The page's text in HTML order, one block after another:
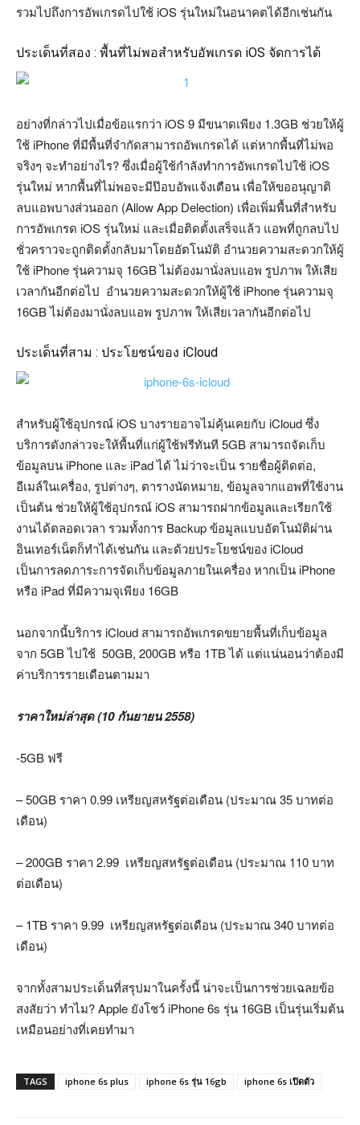
รวมไปถึงการอัพเกรดไปใช้ iOS รุ่นใหม่ในอนาคตได้อีกเช่นกัน
ประเด็นที่สอง : พื้นที่ไม่พอสำหรับอัพเกรด iOS จัดการได้
อย่างที่กล่าวไปเมื่อข้อแรกว่า iOS 9 มีขนาดเพียง 1.3GB ช่วยให้ผู้
ใช้ iPhone ที่มีพื้นที่จำกัดสามารถอัพเกรดได้ แต่หากพื้นที่ไม่พอ
จริงๆ จะทำอย่างไร? ซึ่งเมื่อผู้ใช้กำลังทำการอัพเกรดไปใช้ iOS
รุ่นใหม่ หากพื้นที่ไม่พอจะมีป๊อบอัพแจ้งเตือน เพื่อให้ขออนุญาติ
ลบแอพบางส่วนออก (Allow App Delection) เพื่อเพิ่มพื้นที่สำหรับ
การอัพเกรด iOS รุ่นใหม่ และเมื่อติดตั้งเสร็จแล้ว แอพที่ถูกลบไป
ชั่วคราวจะถูกติดตั้งกลับมาโดยอัตโนมัติ อำนวยความสะดวกให้ผู้
ใช้ iPhone รุ่นความจุ 16GB ไม่ต้องมานั่งลบแอพ รูปภาพ ให้เสีย
เวลากันอีกต่อไป อำนวยความสะดวกให้ผู้ใช้ iPhone รุ่นความจุ
16GB ไม่ต้องมานั่งลบแอพ รูปภาพ ให้เสียเวลากันอีกต่อไป
ประเด็นที่สาม : ประโยชน์ของ iCloud
สำหรับผู้ใช้อุปกรณ์ iOS บางรายอาจไม่คุ้นเคยกับ iCloud ซึ่ง
บริการดังกล่าวจะให้พื้นที่แก่ผู้ใช้ฟรีทันที 5GB สามารถจัดเก็บ
ข้อมูลบน iPhone และ iPad ได้ ไม่ว่าจะเป็น รายชื่อผู้ติดต่อ,
อีเมล์ในเครื่อง, รูปต่างๆ, ตารางนัดหมาย, ข้อมูลจากแอพที่ใช้งาน
เป็นต้น ช่วยให้ผู้ใช้อุปกรณ์ iOS สามารถฝากข้อมูลและเรียกใช้
งานได้ตลอดเวลา รวมทั้งการ Backup ข้อมูลแบบอัตโนมัติผ่าน
อินเทอร์เน็ตก็ทำได้เช่นกัน และด้วยประโยชน์ของ iCloud
เป็นการลดภาระการจัดเก็บข้อมูลภายในเครื่อง หากเป็น iPhone
หรือ iPad ที่มีความจุเพียง 16GB
นอกจากนี้บริการ iCloud สามารถอัพเกรดขยายพื้นที่เก็บข้อมูล
จาก 5GB ไปใช้ 50GB, 200GB หรือ 1TB ได้ แต่แน่นอนว่าต้องมี
ค่าบริการรายเดือนตามมา
ราคาใหม่ล่าสุด (10 กันยายน 2558)
-5GB ฟรี
– 50GB ราคา 0.99 เหรียญสหรัฐต่อเดือน (ประมาณ 35 บาทต่อ
เดือน)
– 200GB ราคา 2.99 เหรียญสหรัฐต่อเดือน (ประมาณ 110 บาท
ต่อเดือน)
– 1TB ราคา 9.99 เหรียญสหรัฐต่อเดือน (ประมาณ 340 บาทต่อ
เดือน)
จากทั้งสามประเด็นที่สรุปมาในครั้งนี้ น่าจะเป็นการช่วยเฉลยข้อ
สงสัยว่า ทำไม? Apple ยังโชว์ iPhone 6s รุ่น 16GB เป็นรุ่นเริ่มต้น
เหมือนอย่างที่เคยทำมา
TAGS iphone 6s plus iphone 6s รุ่น 16gb iphone 6s เปิดตัว